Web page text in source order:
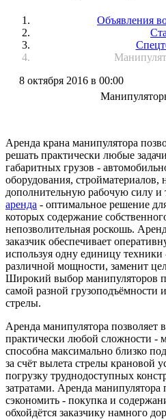
Объявления
8 октября 2016 в 00:00
Аренда крана манипулятора
решать практически любые
габаритных грузов -
оборудования, стройматериалов,
дополнительную рабочую силу и
аренда - оптимальное решение
которых содержание
непозволительная роскошь.
заказчик обеспечивает
используя одну единицу техники
различной мощности, заменит
Широкий выбор манипуляторов
самой разной грузоподъёмности
стрелы.
Аренда манипулятора позволяет
практически любой сложности -
способна максимально близко
за счёт вылета стрелы крановой
погрузку труднодоступных
затратами. Аренда манипулятора
сэкономить - покупка и
обхойдётся заказчику намного